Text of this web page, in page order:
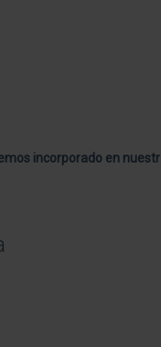
incorporado en